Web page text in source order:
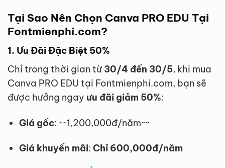
Tại Sao Nên Chọn Canva PRO EDU Tại
Fontmienphi.com?
1. Ưu Đãi Đặc Biệt 50%
Chỉ trong thời gian từ30/4 đến 30/5, khi mua
Canva PRO EDU tại Fontmienphi.com, bạn sẽ
được hưởng ngay ưu đãi giảm 50%:
Giá gốc: ~~1,200,000đ/năm~~
Giá khuyến mãi: Chỉ 600,000đ/năm